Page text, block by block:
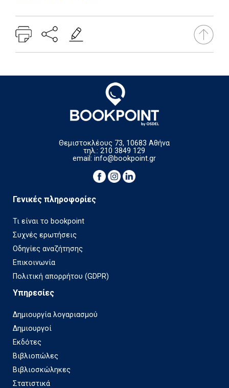
Θεμιστοκλέους 73, 10683 Αθήνα
τηλ.: 210 3849 129
email:info@bookpoint.gr
Γενικές πληροφορίες
Τι είναι το bookpoint
Συχνές ερωτήσεις
Οδηγίες αναζήτησης
Επικοινωνία
Πολιτική απορρήτου (GDPR)
Υπηρεσίες
Δημιουργία λογαριασμού
Δημιουργοί
Εκδότες
Βιβλιοπώλες
Βιβλιοσκώληκες
Στατιστικά